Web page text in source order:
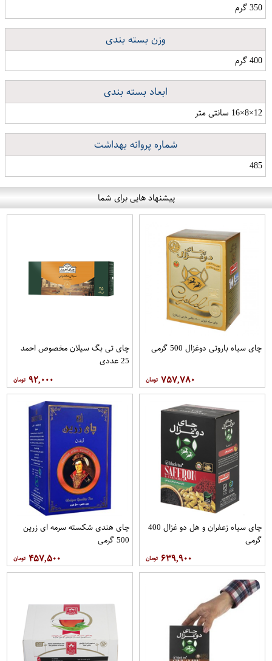
350 گرم
وزن بسته بندی
400 گرم
ابعاد بسته بندی
12×8×16 سانتی متر
شماره پروانه بهداشت
485
پیشنهاد هایی برای شما
چای سیاه باروتی دوغزال 500 گرمی
۷۵۷,۷۸۰
چای تی بگ سیلان مخصوص احمد
25 عددی
۹۲,۰۰۰
چای سیاه زعفران و هل دو غزال 400
گرمی
۶۳۹,۹۰۰
چای هندی شکسته سرمه ای زرین
500 گرمی
۴۵۷,۵۰۰